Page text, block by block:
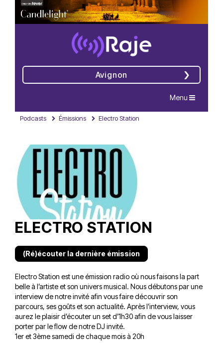
Avignon
Navigation
Menu
Podcasts Émissions Electro Station
ELECTRO STATION
(Ré)écouter la dernière émission
Electro Station est une émission radio où nous faisons la part
belle à l’artiste et son univers musical. Nous débutons par une
interview de notre invité afin vous faire découvrir son
parcours, ses goûts et son actualité. Après l’interview, vous
aurez le plaisir d’écouter un set d’1h30 afin de vous laisser
porter par le flow de notre DJ invité.
1er et 3ème samedi de chaque mois à 20h